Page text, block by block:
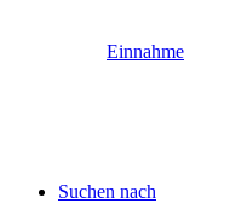
Einnahme
Suchen nach